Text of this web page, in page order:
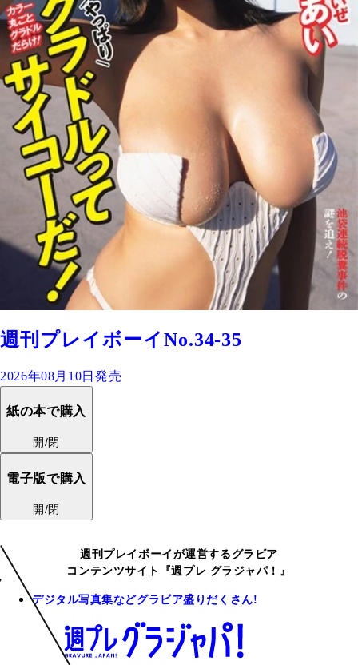
週刊プレイボーイNo.34-35
2026年08月10日発売
紙の本で購入
開/閉
電子版で購入
開/閉
週刊プレイボーイが運営するグラビア
コンテンツサイト『週プレ グラジャパ！』
デジタル写真集などグラビア盛りだくさん!